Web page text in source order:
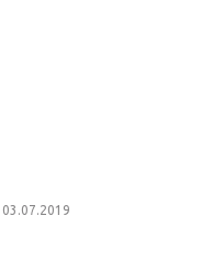
03.07.2019